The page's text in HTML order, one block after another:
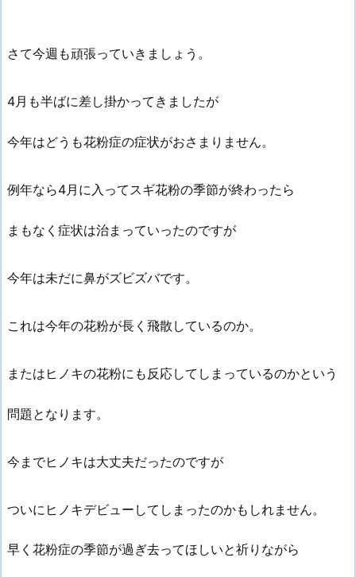
さて今週も頑張っていきましょう。
4月も半ばに差し掛かってきましたが
今年はどうも花粉症の症状がおさまりません。
例年なら4月に入ってスギ花粉の季節が終わったら
まもなく症状は治まっていったのですが
今年は未だに鼻がズビズバです。
これは今年の花粉が長く飛散しているのか。
またはヒノキの花粉にも反応してしまっているのかという
問題となります。
今までヒノキは大丈夫だったのですが
ついにヒノキデビューしてしまったのかもしれません。
早く花粉症の季節が過ぎ去ってほしいと祈りながら